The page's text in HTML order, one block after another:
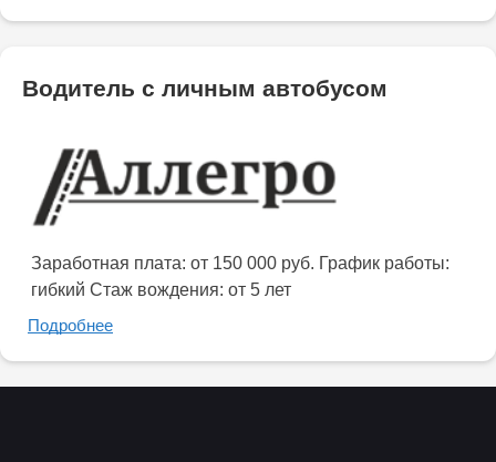
Водитель с личным автобусом
Заработная плата: от 150 000 руб. График работы:
гибкий Стаж вождения: от 5 лет
Подробнее